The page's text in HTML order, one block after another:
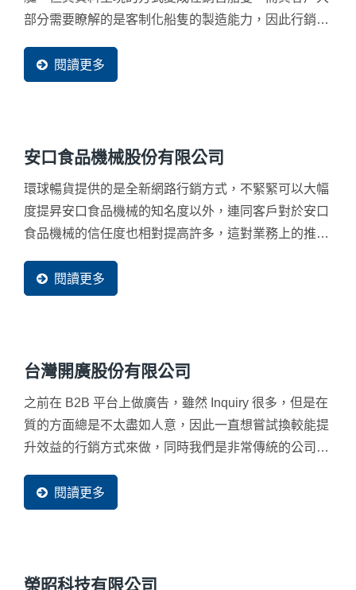
部分需要瞭解的是客制化船隻的製造能力，因此行銷策
很難有成交率。
閱讀更多
安口食品機械股份有限公司
環球暢貨提供的是全新網路行銷方式，不緊緊可以大幅
度提昇安口食品機械的知名度以外，連同客戶對於安口
食品機械的信任度也相對提高許多，這對業務上的推廣
就是整個行銷後的流量追蹤分析報告，這個報告對安口
食品機械相當重要，可以讓我清楚掌握到每一季的潛在
的幫助我們相當的多，而且環球（暢貨）來的詢問品質
閱讀更多
台灣開廣股份有限公司
之前在 B2B 平台上做廣告，雖然 Inquiry 很多，但是在
質的方面總是不太盡如人意，因此一直想嘗試換較能提
升效益的行銷方式來做，同時我們是非常傳統的公司，
其是對於這樣新穎的網路品牌口碑行銷方式，在業界還
真沒聽說過，便一直存著懷疑。後來經過幾次與環球暢
言，大幅提升了我們的信心。
閱讀更多
榮昭科技有限公司